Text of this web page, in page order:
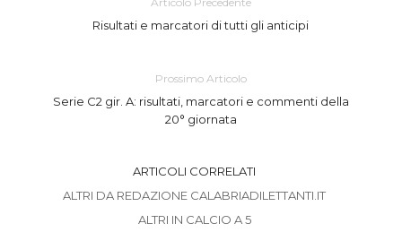
Risultati e marcatori di tutti gli anticipi
Prossimo Articolo
Serie C2 gir. A: risultati, marcatori e commenti della
20° giornata
ARTICOLI CORRELATI
ALTRI DA REDAZIONE CALABRIADILETTANTI.IT
ALTRI IN CALCIO A 5